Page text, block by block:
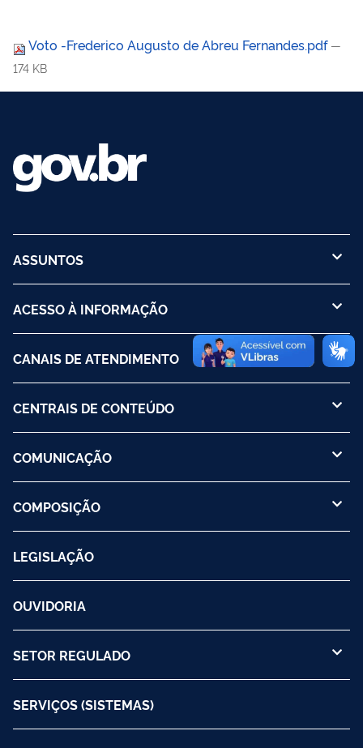
Voto -Frederico Augusto de Abreu Fernandes.pdf —
174 KB
ASSUNTOS
ACESSO À INFORMAÇÃO
CANAIS DE ATENDIMENTO
CENTRAIS DE CONTEÚDO
COMUNICAÇÃO
COMPOSIÇÃO
LEGISLAÇÃO
OUVIDORIA
SETOR REGULADO
SERVIÇOS (SISTEMAS)